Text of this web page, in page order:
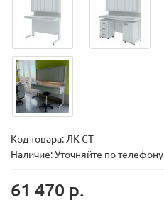
Код товара: ЛК СТ
Наличие: Уточняйте по телефону
61 470 р.